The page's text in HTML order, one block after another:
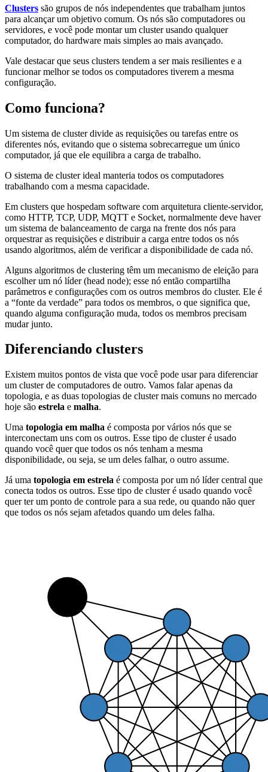
Clusters são grupos de nós independentes que trabalham juntos
para alcançar um objetivo comum. Os nós são computadores ou
servidores, e você pode montar um cluster usando qualquer
computador, do hardware mais simples ao mais avançado.
Vale destacar que seus clusters tendem a ser mais resilientes e a
funcionar melhor se todos os computadores tiverem a mesma
configuração.
Como funciona?
Um sistema de cluster divide as requisições ou tarefas entre os
diferentes nós, evitando que o sistema sobrecarregue um único
computador, já que ele equilibra a carga de trabalho.
O sistema de cluster ideal manteria todos os computadores
trabalhando com a mesma capacidade.
Em clusters que hospedam software com arquitetura cliente-servidor,
como HTTP, TCP, UDP, MQTT e Socket, normalmente deve haver
um sistema de balanceamento de carga na frente dos nós para
orquestrar as requisições e distribuir a carga entre todos os nós
usando algoritmos, além de verificar a disponibilidade de cada nó.
Alguns algoritmos de clustering têm um mecanismo de eleição para
escolher um nó líder (head node); esse nó então compartilha
parâmetros e configurações com os outros membros do cluster. Ele é
a “fonte da verdade” para todos os membros, o que significa que,
quando alguma configuração muda, todos os membros precisam
mudar junto.
Diferenciando clusters
Existem muitos pontos de vista que você pode usar para diferenciar
um cluster de computadores de outro. Vamos falar apenas da
topologia, e as duas topologias de cluster mais comuns no mercado
hoje são estrela e malha.
Uma topologia em malha é composta por vários nós que se
interconectam uns com os outros. Esse tipo de cluster é usado
quando você quer que todos os nós tenham a mesma
disponibilidade, ou seja, se um deles falhar, o outro assume.
Já uma topologia em estrela é composta por um nó líder central que
conecta todos os outros. Esse tipo de cluster é usado quando você
quer ter um ponto de controle para a sua rede, ou quando não quer
que todos os nós sejam afetados quando um deles falha.